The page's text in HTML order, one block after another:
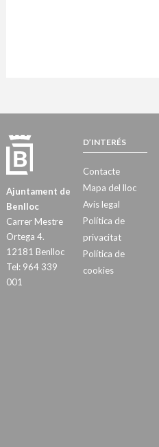
Ajuntament de
Benlloc
Carrer Mestre
Ortega 4.
12181 Benlloc
Tel: 964 339
001
D’INTERÉS
Contacte
Mapa del lloc
Avís legal
Política de
privacitat
Política de
cookies